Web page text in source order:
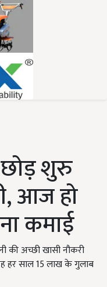
शुरु
आज हो
कमाई
अच्छी खासी नौकरी
हर साल 15 लाख के गुलाब